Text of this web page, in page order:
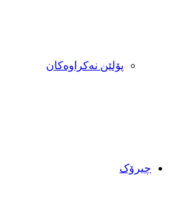
پۆلێن نەکراوەکان
چیرۆک